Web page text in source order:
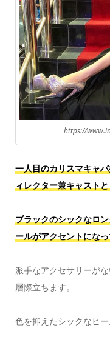
https://
一人目のカリスマキャ
ィレクター兼キャスト
ブラックのシックなロ
ールがアクセントになっ
派手なアクセサリーが
層際立ちます。
色を抑えたシックなヒー